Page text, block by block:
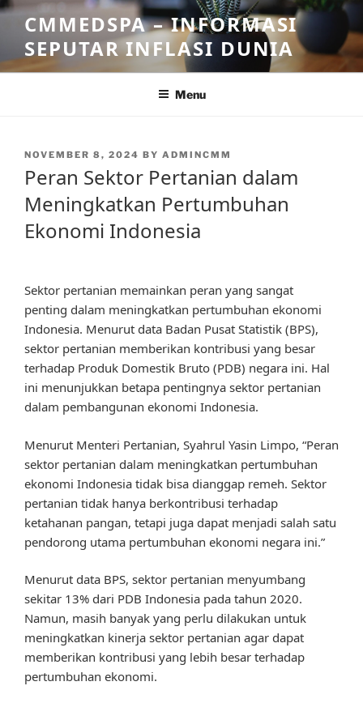
Skip
content
CMMEDSPA – INFORMASI
SEPUTAR INFLASI DUNIA
Menu
POSTED
NOVEMBER 8, 2024 BY ADMINCMM
Peran Sektor Pertanian dalam
Meningkatkan Pertumbuhan
Ekonomi Indonesia
Sektor pertanian memainkan peran yang sangat
penting dalam meningkatkan pertumbuhan ekonomi
Indonesia. Menurut data Badan Pusat Statistik (BPS),
sektor pertanian memberikan kontribusi yang besar
terhadap Produk Domestik Bruto (PDB) negara ini. Hal
ini menunjukkan betapa pentingnya sektor pertanian
dalam pembangunan ekonomi Indonesia.
Menurut Menteri Pertanian, Syahrul Yasin Limpo, “Peran
sektor pertanian dalam meningkatkan pertumbuhan
ekonomi Indonesia tidak bisa dianggap remeh. Sektor
pertanian tidak hanya berkontribusi terhadap
ketahanan pangan, tetapi juga dapat menjadi salah satu
pendorong utama pertumbuhan ekonomi negara ini.”
Menurut data BPS, sektor pertanian menyumbang
sekitar 13% dari PDB Indonesia pada tahun 2020.
Namun, masih banyak yang perlu dilakukan untuk
meningkatkan kinerja sektor pertanian agar dapat
memberikan kontribusi yang lebih besar terhadap
pertumbuhan ekonomi.